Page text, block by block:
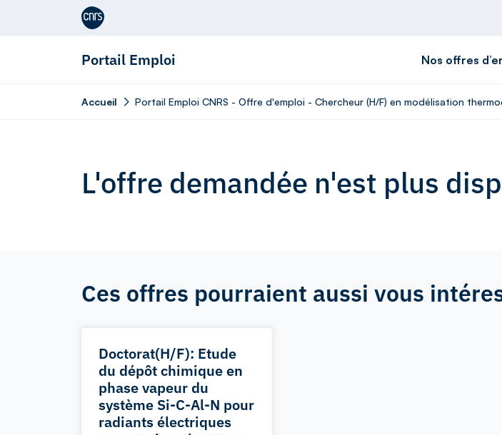
Aller au contenu
Portail Emploi Nos offres
Accueil Portail Emploi CNRS - Offre d'emploi - Chercheur (H/F) en modélisation
L'offre demandée n'est plus
Ces offres pourraient aussi vous
Doctorat(H/F): Etude
du dépôt chimique en
phase vapeur du
système Si-C-Al-N pour
radiants électriques